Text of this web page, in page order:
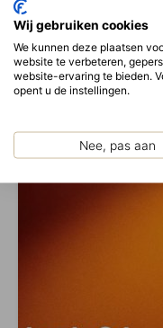
Wij gebruiken cookies
We kunnen deze plaatsen
website te verbeteren,
website-ervaring te bieden.
opent u de instellingen.
Nee, pas aan
Bekijk de